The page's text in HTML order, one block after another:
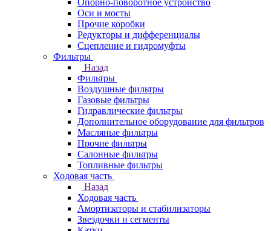
Опорно-поворотное устройство
Оси и мосты
Прочие коробки
Редукторы и дифференциалы
Сцепление и гидромуфты
Фильтры
Назад
Фильтры
Воздушные фильтры
Газовые фильтры
Гидравлические фильтры
Дополнительное оборудование для фильтров
Масляные фильтры
Прочие фильтры
Салонные фильтры
Топливные фильтры
Ходовая часть
Назад
Ходовая часть
Амортизаторы и стабилизаторы
Звездочки и сегменты